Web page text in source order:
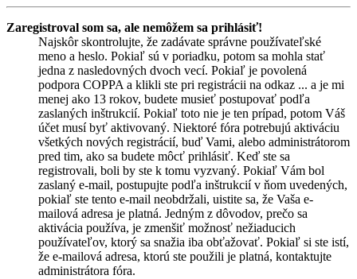
Zaregistroval som sa, ale nemôžem sa prihlásiť!
Najskôr skontrolujte, že zadávate správne používateľské
meno a heslo. Pokiaľ sú v poriadku, potom sa mohla stať
jedna z nasledovných dvoch vecí. Pokiaľ je povolená
podpora COPPA a klikli ste pri registrácii na odkaz ... a je mi
menej ako 13 rokov, budete musieť postupovať podľa
zaslaných inštrukcií. Pokiaľ toto nie je ten prípad, potom Váš
účet musí byť aktivovaný. Niektoré fóra potrebujú aktiváciu
všetkých nových registrácií, buď Vami, alebo administrátorom
pred tim, ako sa budete môcť prihlásiť. Keď ste sa
registrovali, boli by ste k tomu vyzvaný. Pokiaľ Vám bol
zaslaný e-mail, postupujte podľa inštrukcií v ňom uvedených,
pokiaľ ste tento e-mail neobdržali, uistite sa, že Vaša e-
mailová adresa je platná. Jedným z dôvodov, prečo sa
aktivácia používa, je zmenšiť možnosť nežiaducich
používateľov, ktorý sa snažia iba obťažovať. Pokiaľ si ste istí,
že e-mailová adresa, ktorú ste použili je platná, kontaktujte
administrátora fóra.